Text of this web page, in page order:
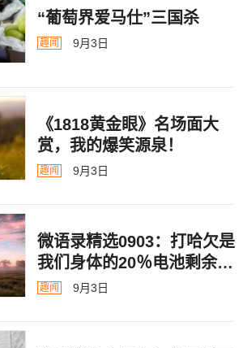
“葡萄界爱马仕”三国杀
趣闻 9月3日
《1818黄金眼》名场面大
赏，我的爆笑源泉！
趣闻 9月3日
微语录精选0903：打哈欠是
我们身体的20％电池剩余警
告
趣闻 9月3日